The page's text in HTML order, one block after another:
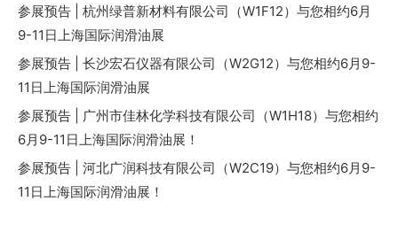
参展预告 | 杭州绿普新材料有限公司（W1F12）与您相约6月
9-11日上海国际润滑油展
参展预告 | 长沙宏石仪器有限公司（W2G12）与您相约6月9-
11日上海国际润滑油展
参展预告 | 广州市佳林化学科技有限公司（W1H18）与您相约
6月9-11日上海国际润滑油展！
参展预告 | 河北广润科技有限公司（W2C19）与您相约6月9-
11日上海国际润滑油展！